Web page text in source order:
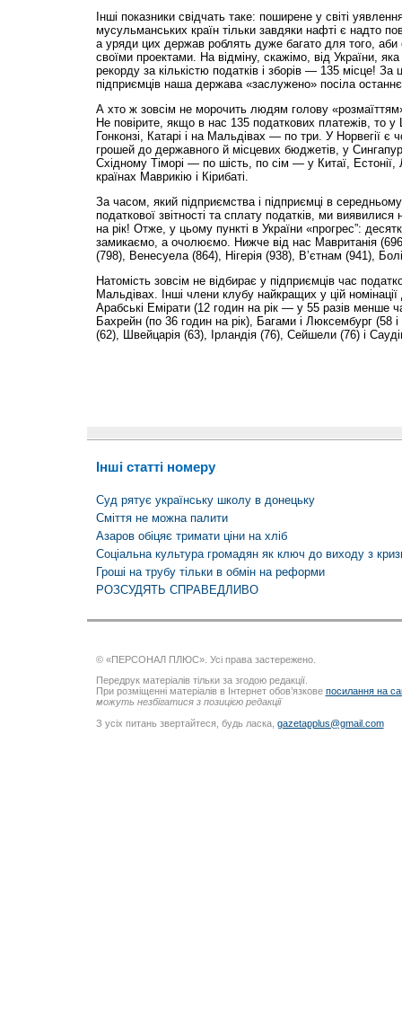
Інші показники свідчать таке: поширене у світі
мусульманських країн тільки завдяки нафті є надто
а уряди цих держав роблять дуже багато для того, аби
своїми проектами. На відміну, скажімо, від України,
рекорду за кількістю податків і зборів — 135 місце!
підприємців наша держава «заслужено» посіла
А хто ж зовсім не морочить людям голову «розмаїттям»
Не повірите, якщо в нас 135 податкових платежів, то
Гонконзі, Катарі і на Мальдівах — по три. У Норвегії є
грошей до державного й місцевих бюджетів, у
Східному Тіморі — по шість, по сім — у Китаї, Естонії,
країнах Маврикію і Кірибаті.
За часом, який підприємства і підприємці в
податкової звіт­ності та сплату податків, ми
на рік! Отже, у цьому пункті в України «прогрес”:
замикаємо, а очолюємо. Нижче від нас Мавританія
(798), Венесуела (864), Нігерія (938), В’єтнам (941),
Натомість зовсім не відбирає у підприємців час
Мальдівах. Інші члени клубу найкращих у цій номінації
Арабські Емірати (12 годин на рік — у 55 разів менше
Бахрейн (по 36 годин на рік), Багами і Люксембург (58
(62), Швейцарія (63), Ірландія (76), Сейшели (76) і
Інші статті номеру
Суд рятує українську школу в донецьку
Сміття не можна палити
Азаров обіцяє тримати ціни на хліб
Соціальна культура громадян як ключ до виходу з
Гроші на трубу тільки в обмін на реформи
РОЗСУДЯТЬ СПРАВЕДЛИВО
© «ПЕРСОНАЛ ПЛЮС». Усі права застережено.
Передрук матеріалів тільки за згодою редакції.
При розміщенні матеріалів в Інтернет обов’язкове посилання на
можуть незбігатися з позицією редакції
З усіх питань звертайтеся, будь ласка, gazetapplus@gmail.com